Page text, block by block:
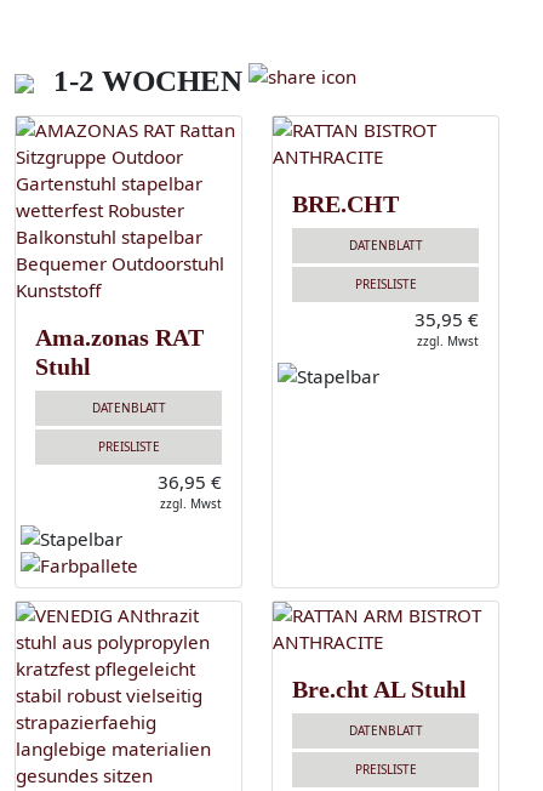
1-2 WOCHEN
Ama.zonas RAT
Stuhl
DATENBLATT
PREISLISTE
36,95 €
zzgl. Mwst
BRE.CHT
DATENBLATT
PREISLISTE
35,95 €
zzgl. Mwst
Bre.cht AL Stuhl
DATENBLATT
PREISLISTE